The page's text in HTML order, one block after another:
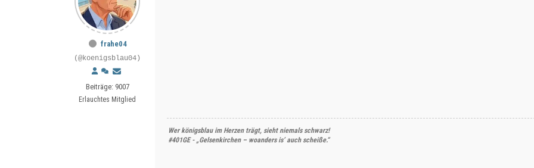
frahe04
(@koenigsblau04)
Beiträge: 9007
Erlauchtes Mitglied
Wer königsblau im Herzen trägt, sieht niemals schwarz!
#401GE - „Gelsenkirchen – woanders is’ auch scheiße.“